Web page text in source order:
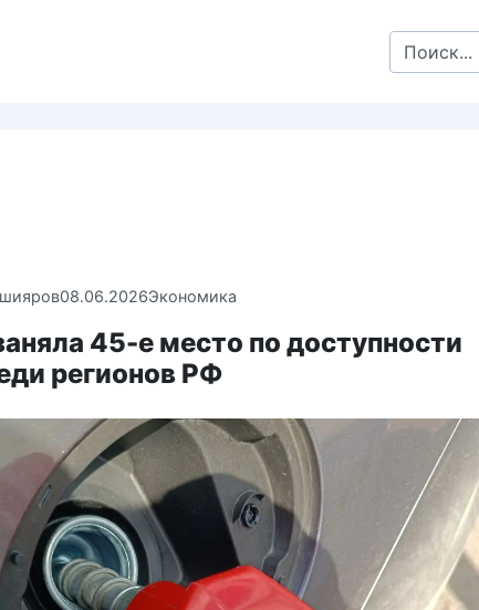
Search
for:
08.06.2026Экономика
45-е место по доступности
регионов РФ